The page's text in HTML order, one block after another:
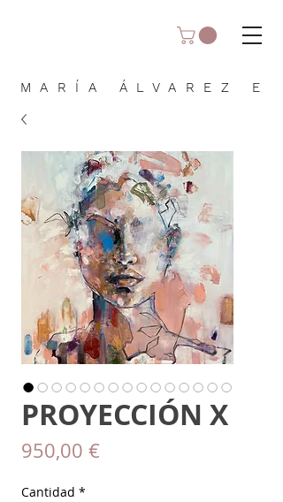
MARÍA ÁLVAREZ E
PROYECCIÓN X
950,00 €
Cantidad *